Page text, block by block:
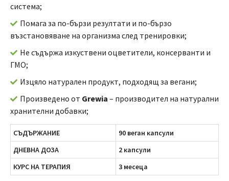
система;
Помага за по-бързи резултати и по-бързо
възстановяване на организма след тренировки;
Не съдържа изкуствени оцветители, консерванти и
ГМО;
Изцяло натурален продукт, подходящ за вегани;
Произведено от Grewia – производител на натурални
хранителни добавки;
СЪДЪРЖАНИЕ
90 веган капсули
ДНЕВНА ДОЗА
2 капсули
КУРС НА ТЕРАПИЯ
3 месеца